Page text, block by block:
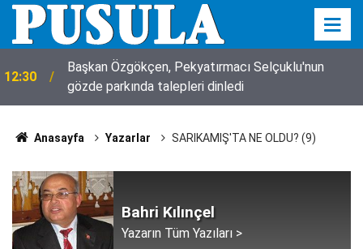
12:30
Başkan Özgökçen, Pekyatırmacı Selçuklu'nun
gözde parkında talepleri dinledi
Anasayfa Yazarlar SARIKAMIŞ'TA NE OLDU? (9)
Bahri Kılınçel
Yazarın Tüm Yazıları >